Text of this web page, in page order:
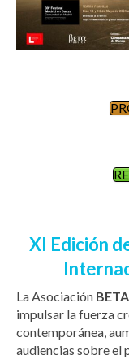
XI Edición
La Asociación
impulsar la fuerza
contemporánea,
audiencias sobre el